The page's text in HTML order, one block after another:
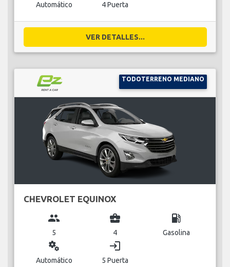
Automático 4 Puerta
VER DETALLES...
TODOTERRENO MEDIANO
CHEVROLET EQUINOX
group
5
business_center
4
local_gas_station
Gasolina
miscellaneous_services
Automático
login
5 Puerta